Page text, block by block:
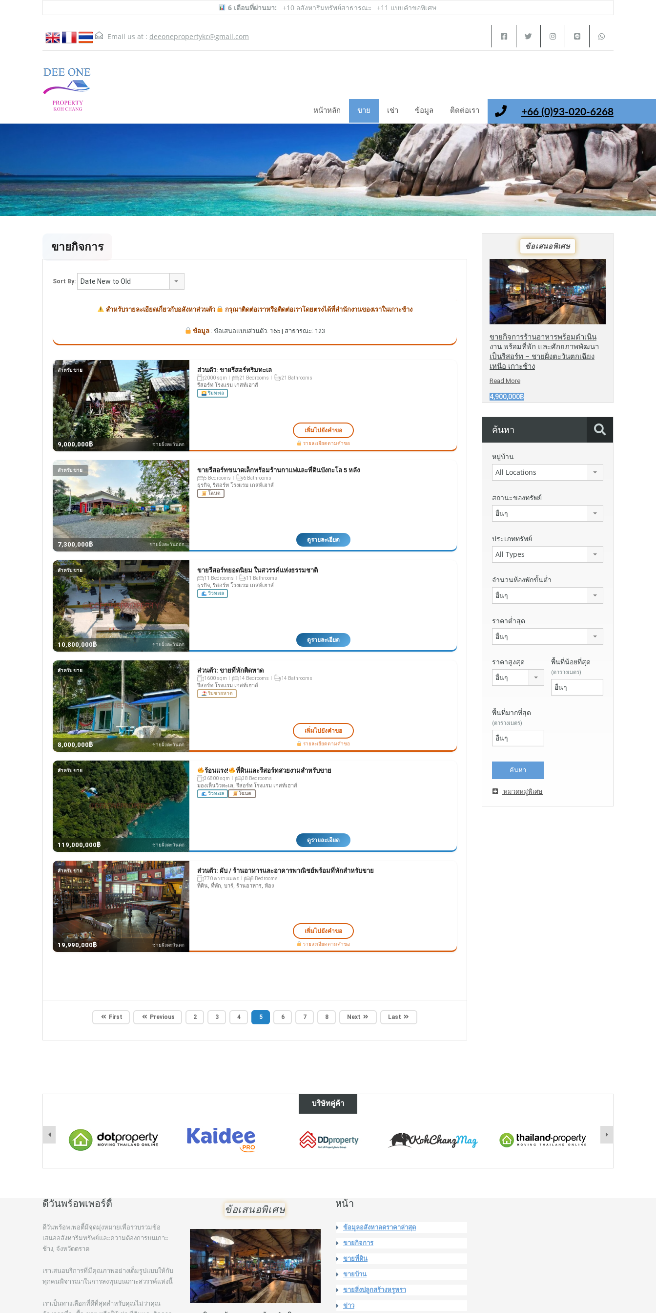
6 เดือนที่ผ่านมา: +10 อสังหาริมทรัพย์สาธารณะ +11 แบบคำขอพิเศษ
Email us at : deeonepropertykc@gmail.com
+66 (0)93-020-6268
หน้าหลัก ขาย เช่า ข้อมูล ติดต่อเรา
ขายกิจการ
Sort By: Date New to Old
สำหรับรายละเอียดเกี่ยวกับอสังหาส่วนตัว กรุณาติดต่อเราหรือติดต่อเราโดยตรงได้ที่สำนักงานของเราในเกาะช้าง
ข้อมูล : ข้อเสนอแบบส่วนตัว: 165 | สาธารณะ: 123
สำหรับ ขาย
9,000,000฿ ชายฝั่งตะวันตก
ส่วนตัว: ขายรีสอร์ทริมทะเล
2000 sqm 21 Bedrooms 21 Bathrooms
รีสอร์ท โรงแรม เกสท์เฮาส์
ริมทะเล
เพิ่มไปยังคำขอ
รายละเอียดตามคำขอ
สำหรับ ขาย
7,300,000฿ ชายฝั่งตะวันออก
ขายรีสอร์ทขนาดเล็กพร้อมร้านกาแฟและที่ดินบังกะโล 5 หลัง
5 Bedrooms 6 Bathrooms
ธุรกิจ, รีสอร์ท โรงแรม เกสท์เฮาส์
โฉนด
ดูรายละเอียด
สำหรับ ขาย
10,800,000฿ ชายฝั่งตะวันตก
ขายรีสอร์ทยอดนิยม ในสวรรค์แห่งธรรมชาติ
11 Bedrooms 11 Bathrooms
ธุรกิจ, รีสอร์ท โรงแรม เกสท์เฮาส์
วิวทะเล
ดูรายละเอียด
สำหรับ ขาย
8,000,000฿ ชายฝั่งตะวันตก
ส่วนตัว: ขายที่พักติดหาด
1600 sqm 14 Bedrooms 14 Bathrooms
รีสอร์ท โรงแรม เกสท์เฮาส์
ริมชายหาด
เพิ่มไปยังคำขอ
รายละเอียดตามคำขอ
สำหรับ ขาย
119,000,000฿ ชายฝั่งตะวันตก
ร้อนแรง! ที่ดินและรีสอร์ทสวยงามสำหรับขาย
36800 sqm 38 Bedrooms
มองเห็นวิวทะเล, รีสอร์ท โรงแรม เกสท์เฮาส์
วิวทะเล โฉนด
ดูรายละเอียด
สำหรับ ขาย
19,990,000฿ ชายฝั่งตะวันตก
ส่วนตัว: ผับ / ร้านอาหารและอาคารพาณิชย์พร้อมที่พักสำหรับขาย
770 ตารางเมตร 8 Bedrooms
ที่ดิน, ที่พัก, บาร์, ร้านอาหาร, ห้อง
เพิ่มไปยังคำขอ
รายละเอียดตามคำขอ
First Previous 2 3 4 5 6 7 8 Next Last
ข้อเสนอพิเศษ
ขายกิจการร้านอาหารพร้อมดำเนิน
งาน พร้อมที่พัก และศักยภาพพัฒนา
เป็นรีสอร์ท – ชายฝั่งตะวันตกเฉียง
เหนือ เกาะช้าง
Read More
4,900,000฿
ค้นหา
หมู่บ้าน
All Locations
สถานะของทรัพย์
อื่นๆ
ประเภททรัพย์
All Types
จำนวนห้องพักขั้นต่ำ
อื่นๆ
ราคาต่ำสุด
อื่นๆ
ราคาสูงสุด
อื่นๆ
พื้นที่น้อยที่สุด
(ตารางเมตร)
พื้นที่มากที่สุด
(ตารางเมตร)
หมวดหมู่พิเศษ
บริษัทคู่ค้า
ดีวันพร้อพเพอร์ตี้
ดีวันพร้อพเพอตี้มีจุดมุ่งหมายเพื่อรวบรวมข้อ
เสนออสังหาริมทรัพย์และความต้องการบนเกาะ
ช้าง, จังหวัดตราด
เราเสนอบริการที่มีคุณภาพอย่างเต็มรูปแบบให้กับ
ทุกคนพิจารณาในการลงทุนบนเกาะสวรรค์แห่งนี้
เราเป็นทางเลือกที่ดีที่สุดสำหรับคุณไม่ว่าคุณ
ข้อเสนอพิเศษ หน้า
ข้อมูลอสังหาลดราคาล่าสุด
ขายกิจการ
ขายที่ดิน
ขายบ้าน
ขายสิ่งปลูกสร้างหรูหรา
ข่าว